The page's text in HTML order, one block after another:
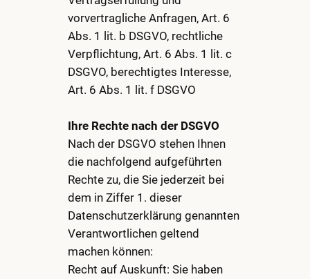
vorvertragliche Anfragen, Art. 6
Abs. 1 lit. b DSGVO, rechtliche
Verpflichtung, Art. 6 Abs. 1 lit. c
DSGVO, berechtigtes Interesse,
Art. 6 Abs. 1 lit. f DSGVO
Ihre Rechte nach der DSGVO
Nach der DSGVO stehen Ihnen
die nachfolgend aufgeführten
Rechte zu, die Sie jederzeit bei
dem in Ziffer 1. dieser
Datenschutzerklärung genannten
Verantwortlichen geltend
machen können:
Recht auf Auskunft: Sie haben